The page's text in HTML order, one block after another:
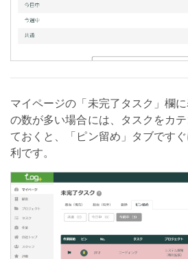
マイページの「未完了タスク」欄
の数が多い場合には、タスクをカ
ておくと、「ピン留め」タブです
利です。